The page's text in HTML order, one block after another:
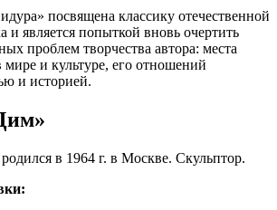
посвящена классику отечественной
и является попыткой вновь очертить
проблем творчества автора: места
и культуре, его отношений
и историей.
в 1964 г. в Москве. Скульптор.